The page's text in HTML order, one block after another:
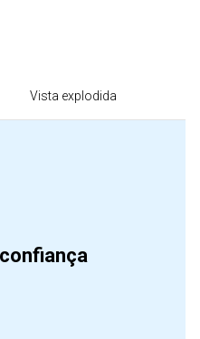
Vista explodida